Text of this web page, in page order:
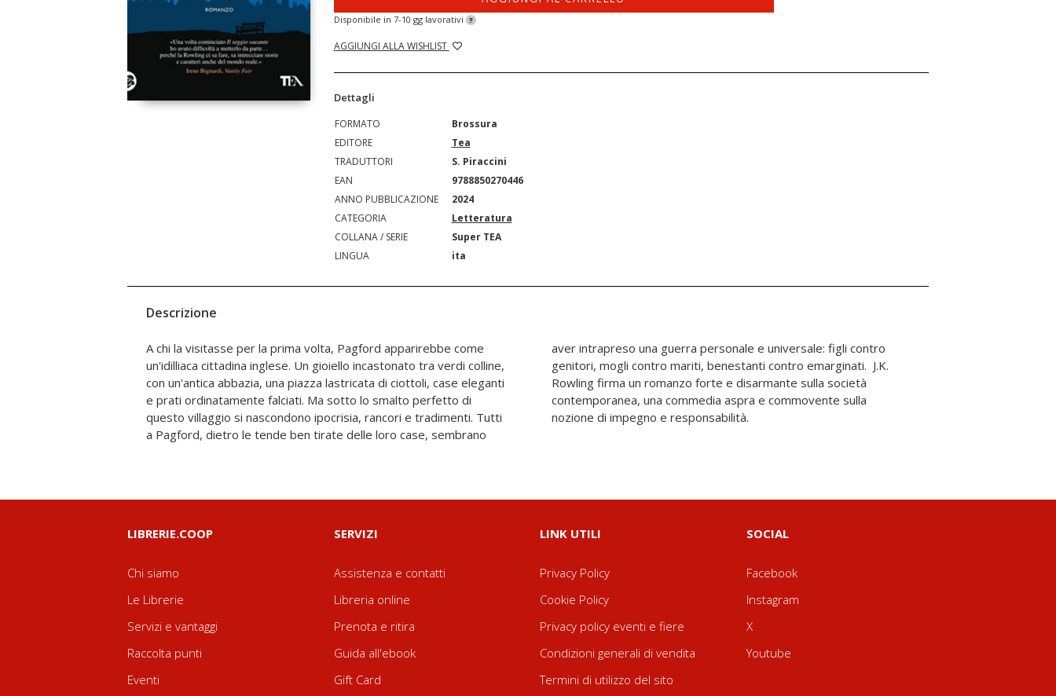
Disponibile in 7-10 gg lavorativi ?
AGGIUNGI ALLA WISHLIST
Dettagli
FORMATO
Brossura
EDITORE
Tea
TRADUTTORI
S. Piraccini
EAN
9788850270446
ANNO PUBBLICAZIONE
2024
CATEGORIA
Letteratura
COLLANA / SERIE
Super TEA
LINGUA
ita
Descrizione
A chi la visitasse per la prima volta, Pagford apparirebbe come
un'idilliaca cittadina inglese. Un gioiello incastonato tra verdi colline,
con un'antica abbazia, una piazza lastricata di ciottoli, case eleganti
e prati ordinatamente falciati. Ma sotto lo smalto perfetto di
questo villaggio si nascondono ipocrisia, rancori e tradimenti. Tutti
a Pagford, dietro le tende ben tirate delle loro case, sembrano
aver intrapreso una guerra personale e universale: figli contro
genitori, mogli contro mariti, benestanti contro emarginati. J.K.
Rowling firma un romanzo forte e disarmante sulla società
contemporanea, una commedia aspra e commovente sulla
nozione di impegno e responsabilità.
LIBRERIE.COOP
Chi siamo
Le Librerie
Servizi e vantaggi
Raccolta punti
Eventi
SERVIZI
Assistenza e contatti
Libreria online
Prenota e ritira
Guida all'ebook
Gift Card
LINK UTILI
Privacy Policy
Cookie Policy
Privacy policy eventi e fiere
Condizioni generali di vendita
Termini di utilizzo del sito
SOCIAL
Facebook
Instagram
X
Youtube